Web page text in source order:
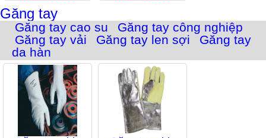
Găng tay
Găng tay cao su
Găng tay công nghiệp
Găng tay vải
Găng tay len sợi
Găng tay
da hàn